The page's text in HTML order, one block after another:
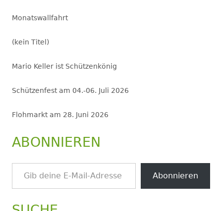
Monatswallfahrt
(kein Titel)
Mario Keller ist Schützenkönig
Schützenfest am 04.-06. Juli 2026
Flohmarkt am 28. Juni 2026
ABONNIEREN
Gib deine E-Mail-Adresse ein ...
Abonnieren